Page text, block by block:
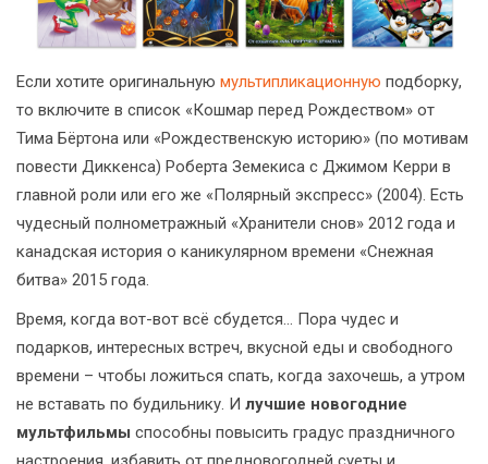
Если хотите оригинальную мультипликационную подборку,
то включите в список «Кошмар перед Рождеством» от
Тима Бёртона или «Рождественскую историю» (по мотивам
повести Диккенса) Роберта Земекиса с Джимом Керри в
главной роли или его же «Полярный экспресс» (2004). Есть
чудесный полнометражный «Хранители снов» 2012 года и
канадская история о каникулярном времени «Снежная
битва» 2015 года.
Время, когда вот-вот всё сбудется… Пора чудес и
подарков, интересных встреч, вкусной еды и свободного
времени – чтобы ложиться спать, когда захочешь, а утром
не вставать по будильнику. И лучшие новогодние
мультфильмы способны повысить градус праздничного